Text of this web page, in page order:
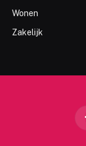
Wonen
Zakelijk